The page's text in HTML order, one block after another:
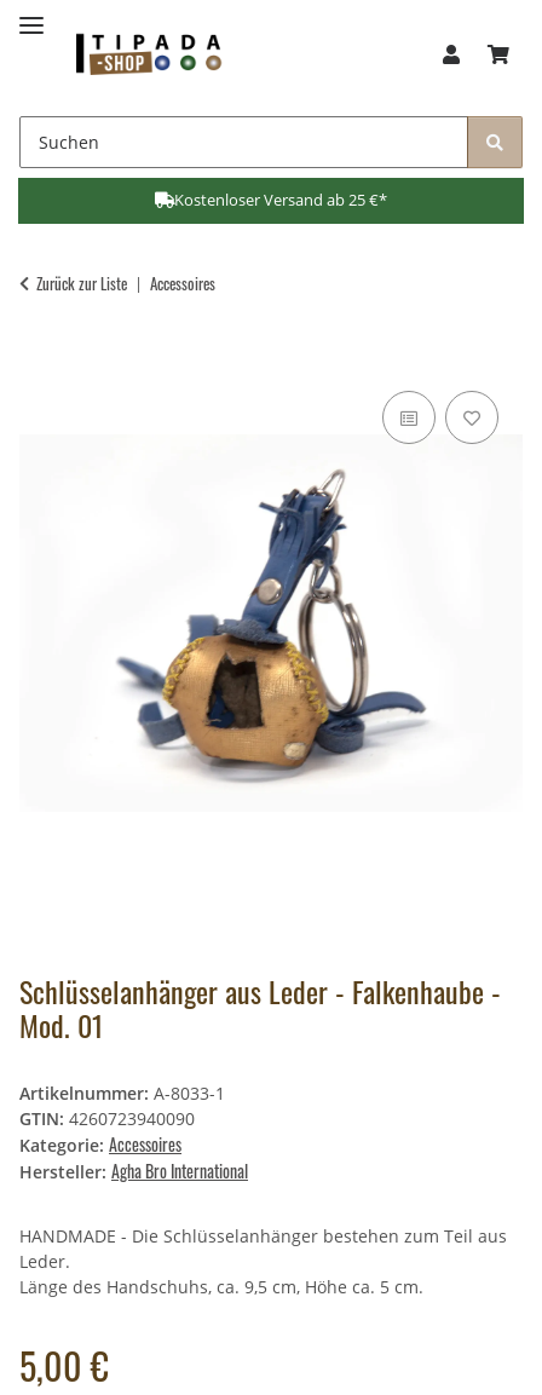
Kostenloser Versand ab 25 €*
Zurück zur Liste Accessoires
Schlüsselanhänger aus Leder - Falkenhaube -
Mod. 01
Artikelnummer: A-8033-1
GTIN: 4260723940090
Kategorie: Accessoires
Hersteller: Agha Bro International
HANDMADE - Die Schlüsselanhänger bestehen zum Teil aus
Leder.
Länge des Handschuhs, ca. 9,5 cm, Höhe ca. 5 cm.
5,00 €